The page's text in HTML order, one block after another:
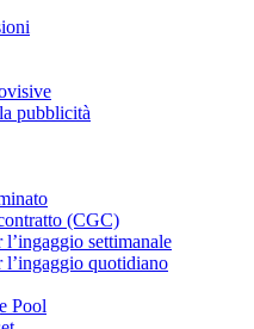
pubblicità
(CGC)
settimanale
l’ingaggio quotidiano
Pool